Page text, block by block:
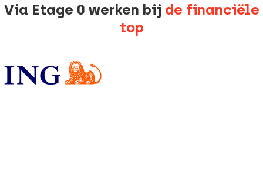
Via Etage 0 werken bij de financiële
top